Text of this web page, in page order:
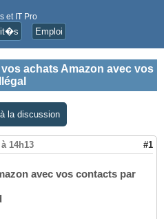
et IT Pro
Emploi
vos achats Amazon avec vos
la discussion
à 14h13 #1
avec vos contacts par